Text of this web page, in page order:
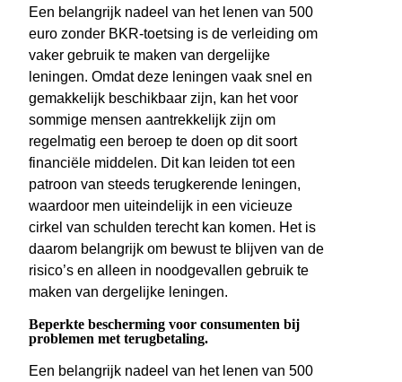
Een belangrijk nadeel van het lenen van 500
euro zonder BKR-toetsing is de verleiding om
vaker gebruik te maken van dergelijke
leningen. Omdat deze leningen vaak snel en
gemakkelijk beschikbaar zijn, kan het voor
sommige mensen aantrekkelijk zijn om
regelmatig een beroep te doen op dit soort
financiële middelen. Dit kan leiden tot een
patroon van steeds terugkerende leningen,
waardoor men uiteindelijk in een vicieuze
cirkel van schulden terecht kan komen. Het is
daarom belangrijk om bewust te blijven van de
risico’s en alleen in noodgevallen gebruik te
maken van dergelijke leningen.
Beperkte bescherming voor consumenten bij
problemen met terugbetaling.
Een belangrijk nadeel van het lenen van 500